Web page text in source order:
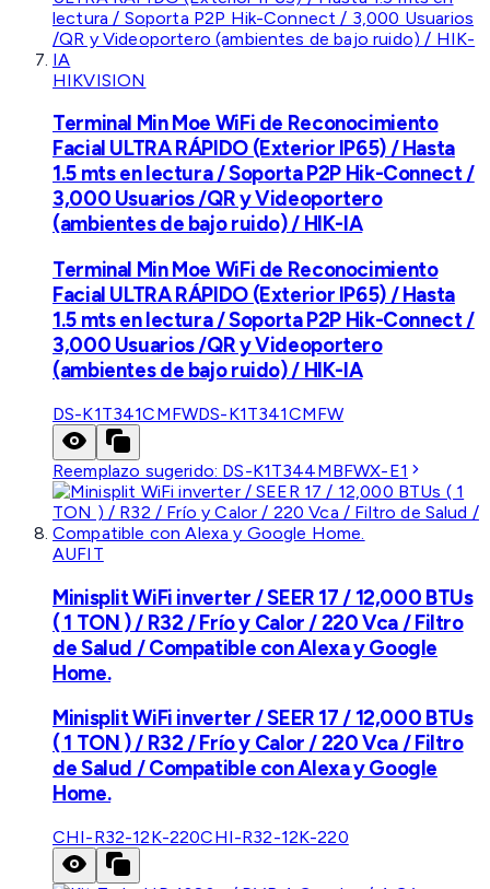
HIKVISION
Terminal Min Moe WiFi de Reconocimiento
Facial ULTRA RÁPIDO (Exterior IP65) / Hasta
1.5 mts en lectura / Soporta P2P Hik-Connect /
3,000 Usuarios /QR y Videoportero
(ambientes de bajo ruido) / HIK-IA
Terminal Min Moe WiFi de Reconocimiento
Facial ULTRA RÁPIDO (Exterior IP65) / Hasta
1.5 mts en lectura / Soporta P2P Hik-Connect /
3,000 Usuarios /QR y Videoportero
(ambientes de bajo ruido) / HIK-IA
DS-K1T341CMFWDS-K1T341CMFW
Reemplazo sugerido: DS-K1T344MBFWX-E1
AUFIT
Minisplit WiFi inverter / SEER 17 / 12,000 BTUs
( 1 TON ) / R32 / Frío y Calor / 220 Vca / Filtro
de Salud / Compatible con Alexa y Google
Home.
Minisplit WiFi inverter / SEER 17 / 12,000 BTUs
( 1 TON ) / R32 / Frío y Calor / 220 Vca / Filtro
de Salud / Compatible con Alexa y Google
Home.
CHI-R32-12K-220CHI-R32-12K-220